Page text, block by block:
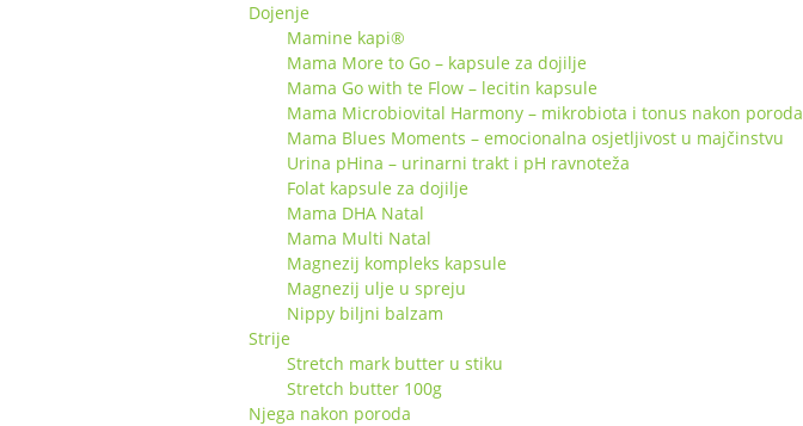
Dojenje
Mamine kapi®
Mama More to Go – kapsule za dojilje
Mama Go with te Flow – lecitin kapsule
Mama Microbiovital Harmony – mikrobiota i tonus nakon poroda
Mama Blues Moments – emocionalna osjetljivost u majčinstvu
Urina pHina – urinarni trakt i pH ravnoteža
Folat kapsule za dojilje
Mama DHA Natal
Mama Multi Natal
Magnezij kompleks kapsule
Magnezij ulje u spreju
Nippy biljni balzam
Strije
Stretch mark butter u stiku
Stretch butter 100g
Njega nakon poroda